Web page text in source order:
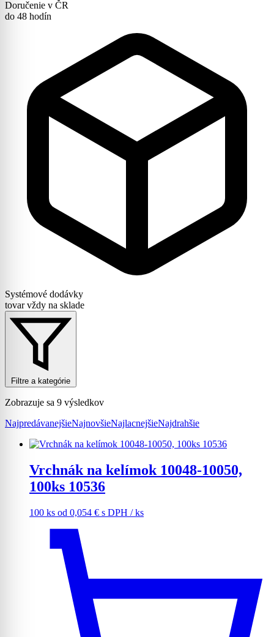
Doručenie v ČR
do 48 hodín
Systémové dodávky
tovar vždy na sklade
Filtre a kategórie
Zobrazuje sa 9 výsledkov
NajpredávanejšieNajnovšieNajlacnejšieNajdrahšie
Vrchnák na kelímok 10048-10050,
100ks 10536
100 ks od 0,054 € s DPH / ks